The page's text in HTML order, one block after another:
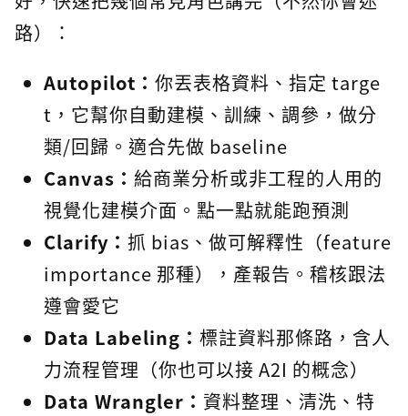
路）：
Autopilot： 你丟表格資料、指定 targe
t，它幫你自動建模、訓練、調參，做分
類/回歸。適合先做 baseline
Canvas： 給商業分析或非工程的人用的
視覺化建模介面。點一點就能跑預測
Clarify： 抓 bias、做可解釋性（feature
importance 那種），產報告。稽核跟法
遵會愛它
Data Labeling： 標註資料那條路，含人
力流程管理（你也可以接 A2I 的概念）
Data Wrangler： 資料整理、清洗、特